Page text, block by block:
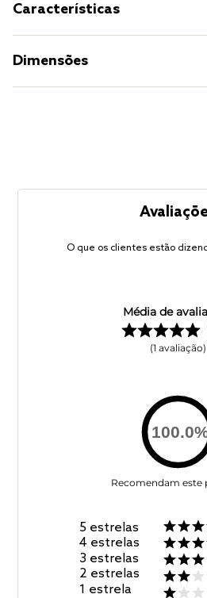
Características
Dimensões
O que os clientes estão
Média de
1 avaliação
100.0
Recomendam este
5 estrelas
4 estrelas
3 estrelas
2 estrelas
1 estrela